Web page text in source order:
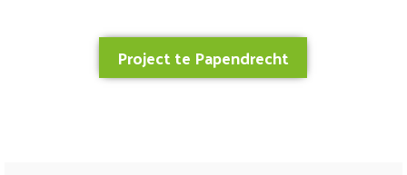
Project te Papendrecht